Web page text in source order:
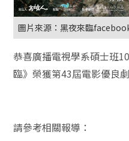
圖片來源：黑夜來臨
恭喜廣播電視學系碩士班
臨》榮獲第43屆電影優良
請參考相關報導：